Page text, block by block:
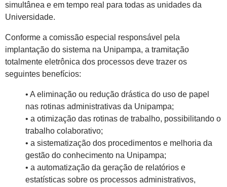
simultânea e em tempo real para todas as unidades da
Universidade.
Conforme a comissão especial responsável pela
implantação do sistema na Unipampa, a tramitação
totalmente eletrônica dos processos deve trazer os
seguintes benefícios:
• A eliminação ou redução drástica do uso de papel
nas rotinas administrativas da Unipampa;
• a otimização das rotinas de trabalho, possibilitando o
trabalho colaborativo;
• a sistematização dos procedimentos e melhoria da
gestão do conhecimento na Unipampa;
• a automatização da geração de relatórios e
estatísticas sobre os processos administrativos,